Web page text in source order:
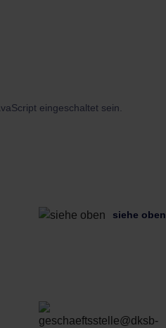
eingeschaltet sein.
siehe oben